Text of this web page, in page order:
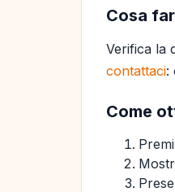
Cosa
Verifica la
contattaci:
Come
Premi